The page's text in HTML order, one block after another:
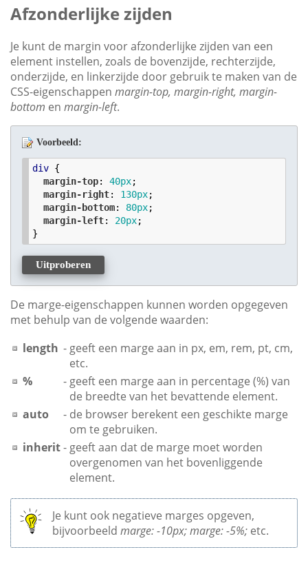
Afzonderlijke zijden
Je kunt de margin voor afzonderlijke zijden van een
element instellen, zoals de bovenzijde, rechterzijde,
onderzijde, en linkerzijde door gebruik te maken van de
CSS-eigenschappen margin-top, margin-right, margin-
bottom en margin-left.
Voorbeeld:
div {
margin-top: 40px;
margin-right: 130px;
margin-bottom: 80px;
margin-left: 20px;
}
Uitproberen
De marge-eigenschappen kunnen worden opgegeven
met behulp van de volgende waarden:
length - geeft een marge aan in px, em, rem, pt, cm,
etc.
%
- geeft een marge aan in percentage (%) van
de breedte van het bevattende element.
auto
- de browser berekent een geschikte marge
om te gebruiken.
inherit- geeft aan dat de marge moet worden
overgenomen van het bovenliggende
element.
Je kunt ook negatieve marges opgeven,
bijvoorbeeld marge: -10px; marge: -5%; etc.